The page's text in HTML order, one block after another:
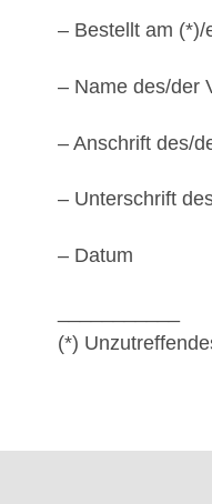
– Bestellt am (*)/
– Name des/der
– Anschrift des/
– Unterschrift
– Datum
(*)